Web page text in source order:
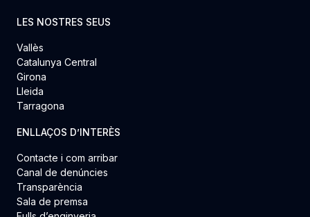
LES NOSTRES SEUS
Vallès
Catalunya Central
Girona
Lleida
Tarragona
ENLLAÇOS D’INTERÈS
Contacte i com arribar
Canal de denúncies
Transparència
Sala de premsa